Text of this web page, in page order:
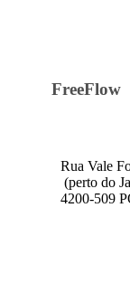
FreeFlow
Rua
(perto do
4200-509